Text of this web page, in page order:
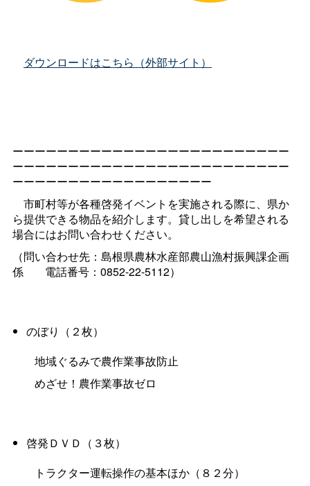
ダウンロードはこちら（外部サイト）
ーーーーーーーーーーーーーーーーーーーーーーーーー
ーーーーーーーーーーーーーーーーーーーーーーーーー
ーーーーーーーーーーーーーーーーーー
市町村等が各種啓発イベントを実施される際に、県か
ら提供できる物品を紹介します。貸し出しを希望される
場合にはお問い合わせください。
（問い合わせ先：島根県農林水産部農山漁村振興課企画
係
電話番号：0852-22-5112）
のぼり（２枚）
地域ぐるみで農作業事故防止
めざせ！農作業事故ゼロ
啓発ＤＶＤ（３枚）
トラクター運転操作の基本ほか（８２分）